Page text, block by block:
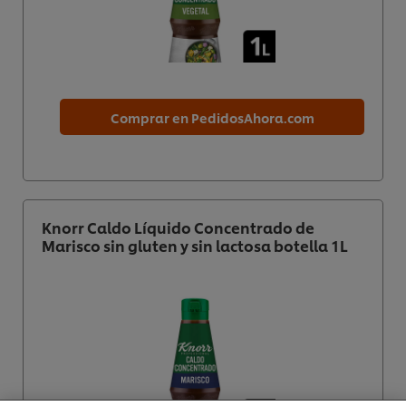
Comprar en PedidosAhora.com
Knorr Caldo Líquido Concentrado de
Marisco sin gluten y sin lactosa botella 1L
Utilizamos cookies propias y de terceros (y tecnologías
similares) para mejorar tu experiencia en nuestra web.
Las cookies te permiten disfrutar de ciertas
funcionalidades (como guardar tu carrito de la
compra online), compartir contenidos en redes
sociales (en Facebook, Instagram, etc.) y personalizar